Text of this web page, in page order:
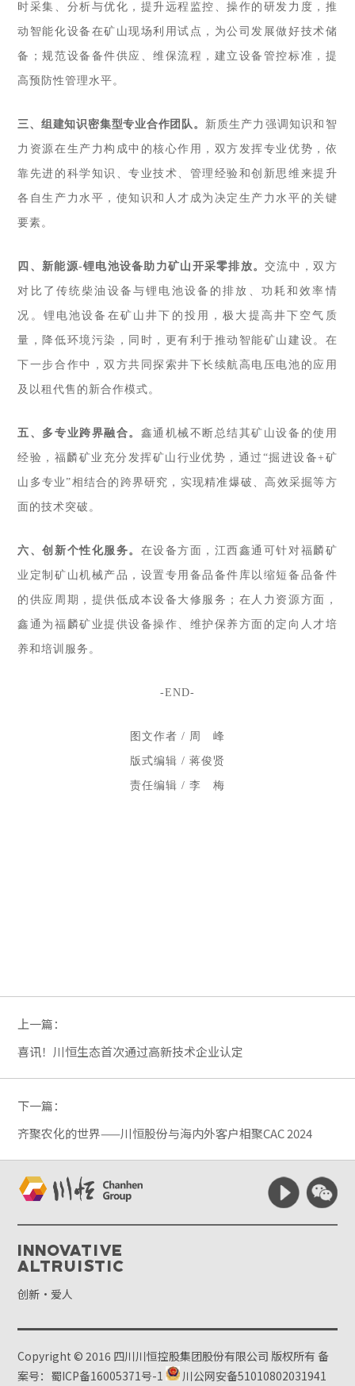
时采集、分析与优化，提升远程监控、操作的研发力度，推
动智能化设备在矿山现场利用试点，为公司发展做好技术储
备；规范设备备件供应、维保流程，建立设备管控标准，提
高预防性管理水平。
三、组建知识密集型专业合作团队。 新质生产力强调知识和智
力资源在生产力构成中的核心作用，双方发挥专业优势，依
靠先进的科学知识、专业技术、管理经验和创新思维来提升
各自生产力水平，使知识和人才成为决定生产力水平的关键
要素。
四、新能源-锂电池设备助力矿山开采零排放。交流中 ，双方
对比了传统柴油设备与锂电池设备的排放、功耗和效率情
况。锂电池设备在矿山井下的投用，极大提高井下空气质
量，降低环境污染，同时，更有利于推动智能矿山建设。在
下一步合作中，双方共同探索井下长续航高电压电池的应用
及以租代售的新合作模式。
五、多专业跨界融合。 鑫通机械不断总结其矿山设备的使用
经验，福麟矿业充分发挥矿山行业优势，通过“掘进设备+矿
山多专业”相结合的跨界研究，实现精准爆破、高效采掘等方
面的技术突破。
六、创新个性化服务。 在设备方面，江西鑫通可针对福麟矿
业定制矿山机械产品，设置专用备品备件库以缩短备品备件
的供应周期，提供低成本设备大修服务；在人力资源方面，
鑫通为福麟矿业提供设备操作、维护保养方面的定向人才培
养和培训服务。
-END-
图文作者 / 周 峰
版式编辑 / 蒋俊贤
责任编辑 / 李 梅
上一篇：
喜讯！川恒生态首次通过高新技术企业认定
下一篇：
齐聚农化的世界——川恒股份与海内外客户相聚CAC 2024
Innovative
Altruistic
创新·爱人
Copyright © 2016 四川川恒控股集团股份有限公司 版权所有备
案号：蜀ICP备16005371号-1
川公网安备51010802031941